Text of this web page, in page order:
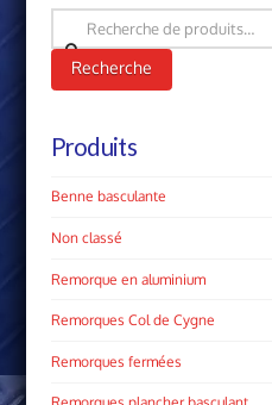
Recherche
pour :
Recherche
Produits
Benne basculante
Non classé
Remorque en aluminium
Remorques Col de Cygne
Remorques fermées